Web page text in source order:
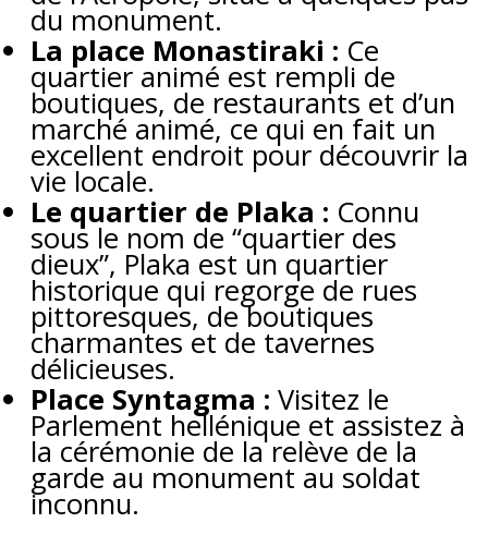
du monument.
La place Monastiraki : Ce
quartier animé est rempli de
boutiques, de restaurants et d’un
marché animé, ce qui en fait un
excellent endroit pour découvrir la
vie locale.
Le quartier de Plaka : Connu
sous le nom de “quartier des
dieux”, Plaka est un quartier
historique qui regorge de rues
pittoresques, de boutiques
charmantes et de tavernes
délicieuses.
Place Syntagma : Visitez le
Parlement hellénique et assistez à
la cérémonie de la relève de la
garde au monument au soldat
inconnu.